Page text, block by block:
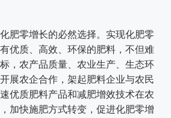
零增长的必然选择。实现化肥零
优质、高效、环保的肥料，不但难
，农产品质量、农业生产、生态环
展农企合作，架起肥料企业与农民
优质肥料产品和减肥增效技术在农
加快施肥方式转变，促进化肥零增